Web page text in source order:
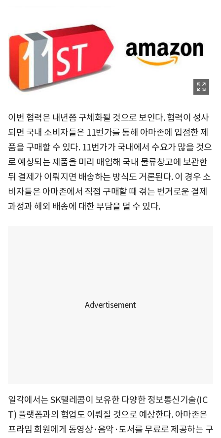
이번 협력은 내년쯤 구체화될 것으로 보인다. 협력이 성사
되면 국내 소비자들은 11번가를 통해 아마존에 입점한 제
품을 구매할 수 있다. 11번가가 국내에서 수요가 많을 것으
로 예상되는 제품을 미리 매입해 국내 물류창고에 보관한
뒤 결제가 이뤄지면 배송하는 방식도 거론된다. 이 경우 소
비자들은 아마존에서 직접 구매할 때 겪는 번거로운 결제
과정과 해외 배송에 대한 부담을 덜 수 있다.
일각에서는 SK텔레콤이 보유한 다양한 정보통신기술(IC
T) 플랫폼과의 협업도 이뤄질 것으로 예상한다. 아마존은
프라임 회원에게 동영상·음악·도서를 무료로 제공하는 구